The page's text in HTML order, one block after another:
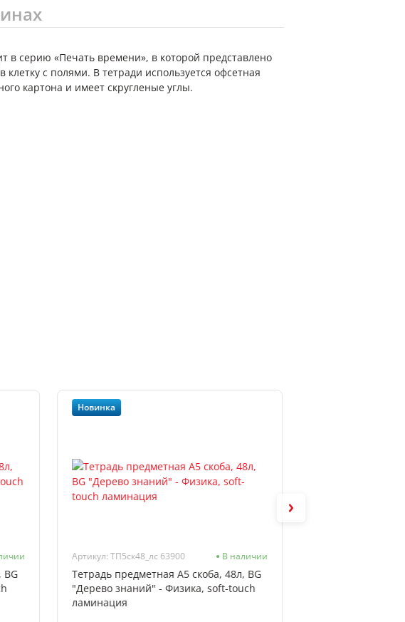
в серию «Печать времени», в которой представлено
с полями. В тетради используется офсетная
картона и имеет скругленые углы.
BG
Новинка
Артикул: ТП5ск48_лс 63900 В наличии
Тетрадь предметная А5 скоба, 48л, BG
"Дерево знаний" - Физика, soft-touch
ламинация